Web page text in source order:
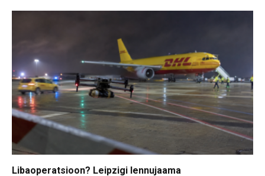
Libaoperatsioon? Leipzigi lennujaama